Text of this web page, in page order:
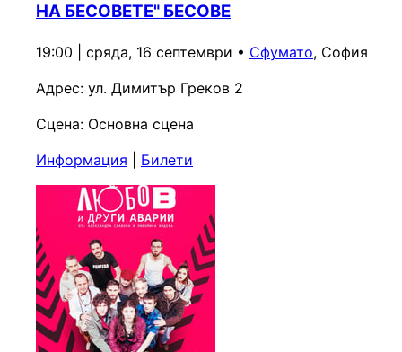
НА БЕСОВЕТЕ" БЕСОВЕ
19:00 | сряда, 16 септември • Сфумато, София
Адрес: ул. Димитър Греков 2
Сцена: Основна сцена
Информация
Билети